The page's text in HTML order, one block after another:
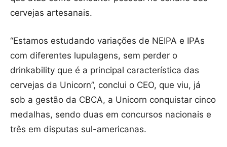
cervejas artesanais.
“Estamos estudando variações de NEIPA e IPAs
com diferentes lupulagens, sem perder o
drinkability que é a principal característica das
cervejas da Unicorn”, conclui o CEO, que viu, já
sob a gestão da CBCA, a Unicorn conquistar cinco
medalhas, sendo duas em concursos nacionais e
três em disputas sul-americanas.